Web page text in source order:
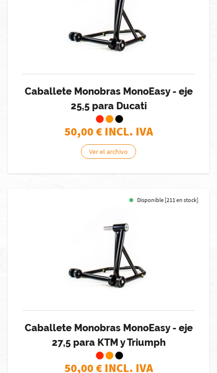
Caballete Monobras MonoEasy - eje
25,5 para Ducati
50,00€ INCL. IVA
Ver el archivo
Disponible [211 en stock]
Caballete Monobras MonoEasy - eje
27,5 para KTM y Triumph
50,00€ INCL. IVA